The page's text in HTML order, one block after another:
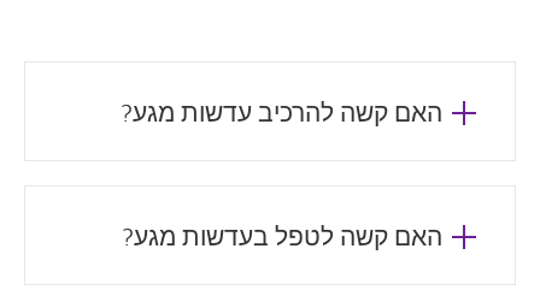
האם קשה להרכיב עדשות מגע?
האם קשה לטפל בעדשות מגע?